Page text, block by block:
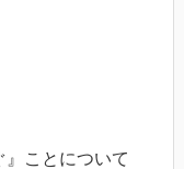
ことについて